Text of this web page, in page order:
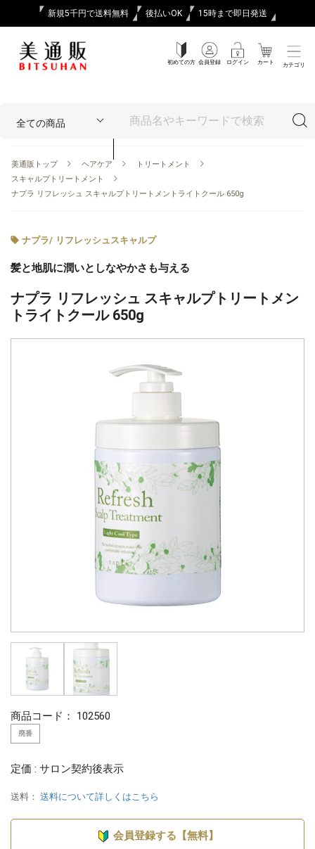
新規5千円で送料無料 後払いOK 15時まで即日発送
初めての方 会員登録 ログイン カート カテゴリ
美通販トップ ヘアケア
トリートメント
スキャルプトリートメント
ナプラ リフレッシュ スキャルプトリートメントライトクール 650g
ナプラ/ リフレッシュスキャルプ
髪と地肌に潤いとしなやかさも与える
ナプラ リフレッシュ スキャルプトリートメン
トライトクール 650g
商品コード： 102560
廃番
定価 : サロン契約後表示
送料： 送料について詳しくはこちら
会員登録する【無料】